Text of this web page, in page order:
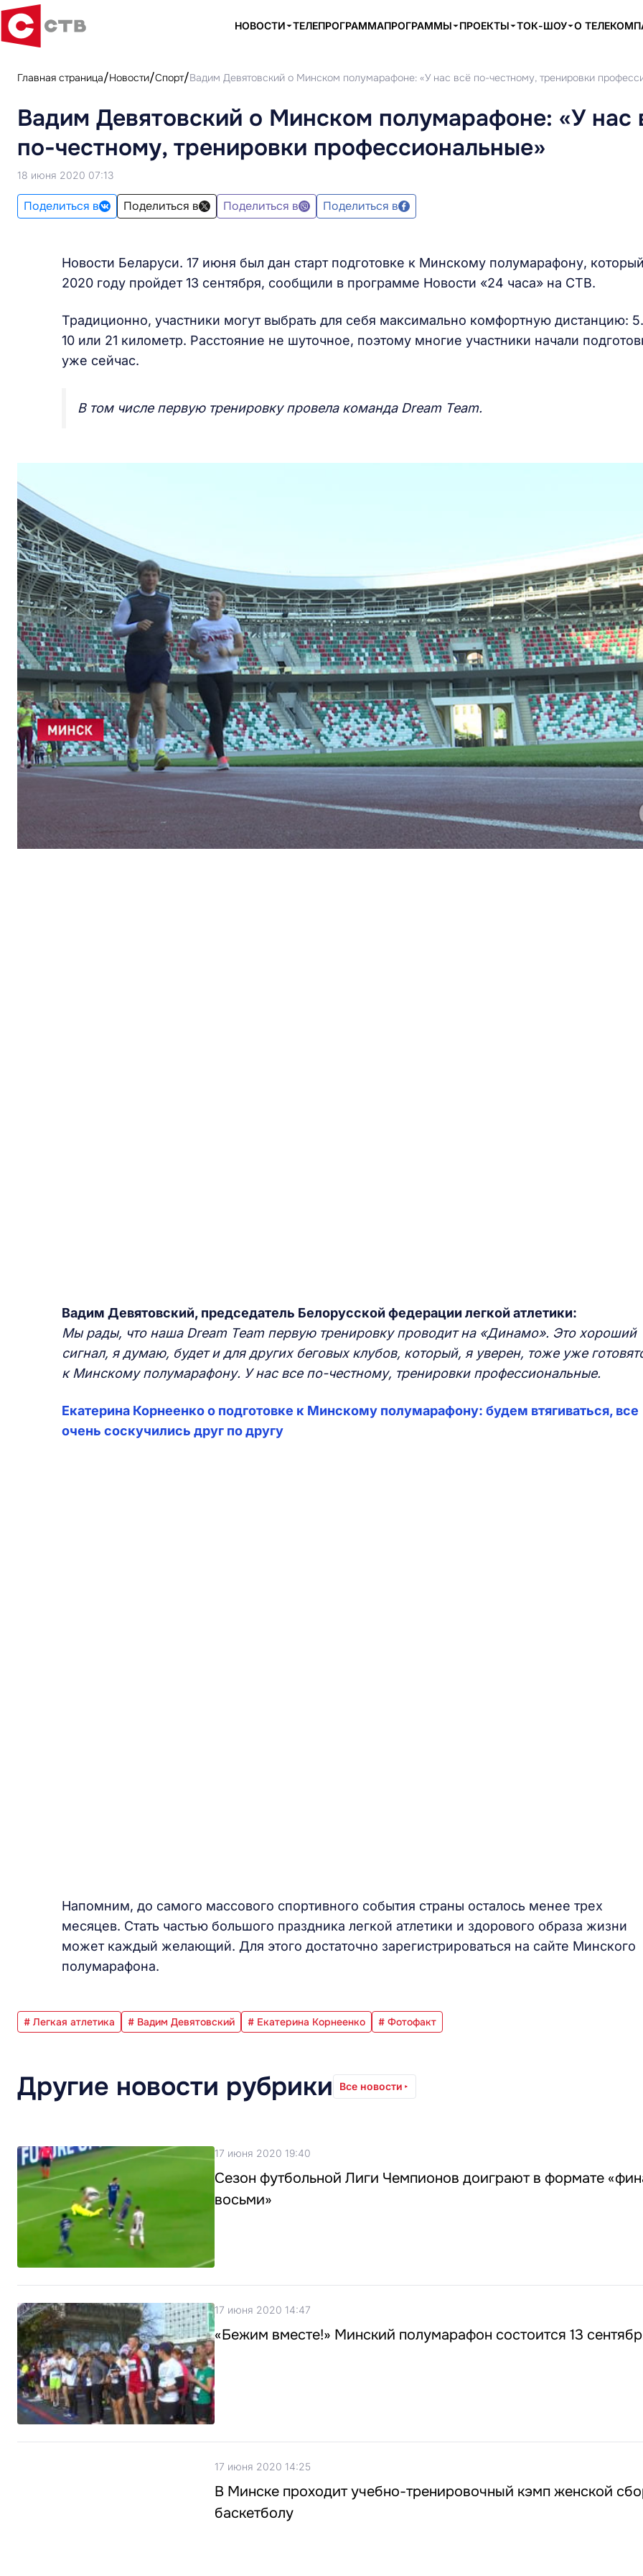
НОВОСТИ ТЕЛЕПРОГРАММАПРОГРАММЫ ПРОЕКТЫ ТОК-ШОУ О
Главная страница Новости Спорт Вадим Девятовский о Минском полумарафоне: «У нас всё по-честному, тренировки
Вадим Девятовский о Минском полумарафоне: «У нас
по-честному, тренировки профессиональные»
18 июня 2020 07:13
Поделиться в Поделиться в Поделиться в Поделиться в
Новости Беларуси. 17 июня был дан старт подготовке к Минскому полумарафону,
2020 году пройдет 13 сентября, сообщили в программе Новости «24 часа» на СТВ.
Традиционно, участники могут выбрать для себя максимально комфортную дистанцию:
10 или 21 километр. Расстояние не шуточное, поэтому многие участники начали
уже сейчас.
В том числе первую тренировку провела команда Dream Team.
Вадим Девятовский, председатель Белорусской федерации легкой атлетики:
Мы рады, что наша Dream Team первую тренировку проводит на «Динамо». Это хороший
сигнал, я думаю, будет и для других беговых клубов, который, я уверен, тоже уже
к Минскому полумарафону. У нас все по-честному, тренировки профессиональные.
Екатерина Корнеенко о подготовке к Минскому полумарафону: будем втягиваться, все
очень соскучились друг по другу
Напомним, до самого массового спортивного события страны осталось менее трех
месяцев. Стать частью большого праздника легкой атлетики и здорового образа жизни
может каждый желающий. Для этого достаточно зарегистрироваться на сайте Минского
полумарафона.
# Легкая атлетика # Вадим Девятовский # Екатерина Корнеенко # Фотофакт
Другие новости рубрики Все новости
17 июня 2020 19:40
Сезон футбольной Лиги Чемпионов доиграют в формате
восьми»
17 июня 2020 14:47
«Бежим вместе!» Минский полумарафон состоится 13
17 июня 2020 14:25
В Минске проходит учебно-тренировочный кэмп женской
баскетболу